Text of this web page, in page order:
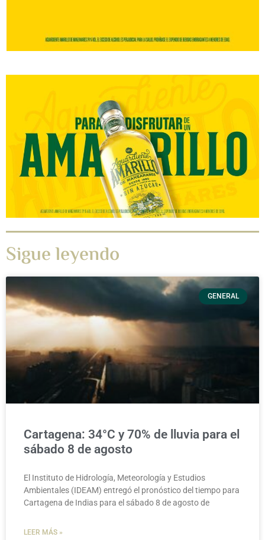
Sigue leyendo
GENERAL
Cartagena: 34°C y 70% de lluvia para el
sábado 8 de agosto
El Instituto de Hidrología, Meteorología y Estudios
Ambientales (IDEAM) entregó el pronóstico del tiempo para
Cartagena de Indias para el sábado 8 de agosto de
LEER MÁS »